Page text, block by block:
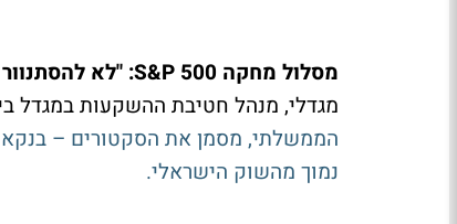
מסלול מחקה S&P 500: "לא להסתנוור מהתשואות שהיו בעבר; תחום התקשורת בארץ מעניין"
מגדלי, מנהל חטיבת ההשקעות במגדל
הממשלתי, מסמן את הסקטורים –
נמוך מהשוק הישראלי.